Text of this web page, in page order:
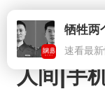
速看最
人间|手